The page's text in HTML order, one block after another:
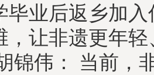
毕业后返乡加
，让非遗更年
伟： 当前，